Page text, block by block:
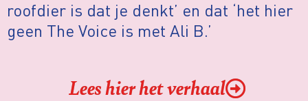
roofdier is dat je denkt’ en dat ‘het hier
geen The Voice is met Ali B.’
Lees hier het verhaal